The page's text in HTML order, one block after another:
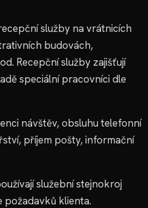
služby na vrátnicích
budovách,
Recepční služby zajišťují
speciální pracovníci dle
návštěv, obsluhu telefonní
příjem pošty, informační
služební stejnokroj
požadavků klienta.